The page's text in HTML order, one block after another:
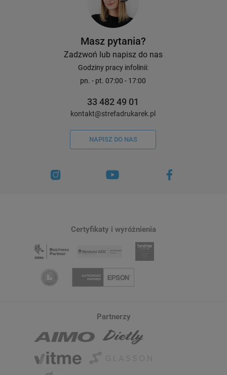
Masz pytania?
Zadzwoń lub napisz do nas
Godziny pracy infolinii:
pn. - pt. 07:00 - 17:00
33 482 49 01
kontakt@strefadrukarek.pl
NAPISZ DO NAS
Certyfikaty i wyróżnienia
Partnerzy